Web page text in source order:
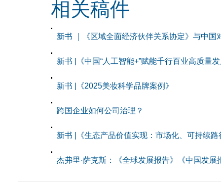
相关稿件
新书 ｜《区域全面经济伙伴关系协定》与中国
新书 |《中国“人工智能+”赋能千行百业高质量
新书 |《2025美妆科学品牌案例》
跨国企业如何公司治理？
新书 |《生态产品价值实现：市场化、可持续路
杰弗里·萨克斯：《全球发展报告》《中国发